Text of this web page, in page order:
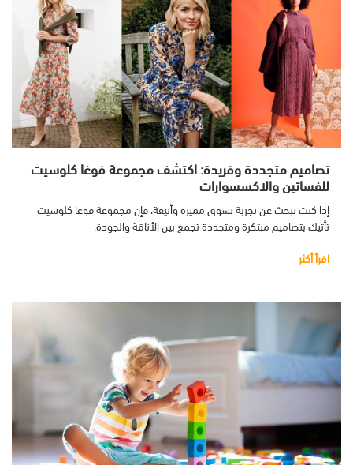
تصاميم متجددة وفريدة: اكتشف مجموعة فوغا كلوسيت
للفساتين والاكسسوارات
إذا كنت تبحث عن تجربة تسوق مميزة وأنيقة، فإن مجموعة فوغا كلوسيت
تأتيك بتصاميم مبتكرة ومتجددة تجمع بين الأناقة والجودة.
اقرأ أكثر